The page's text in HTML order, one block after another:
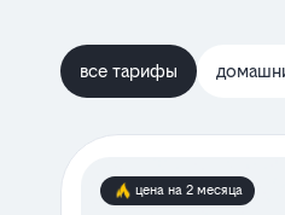
все тарифы
цена на 2 месяца